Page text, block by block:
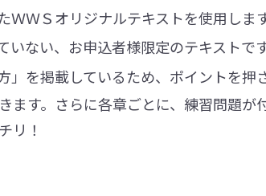
ＷＷＳオリジナルテキストを使用します
いない、お申込者様限定のテキストです
」を掲載しているため、ポイントを押
ます。さらに各章ごとに、練習問題が
リ！